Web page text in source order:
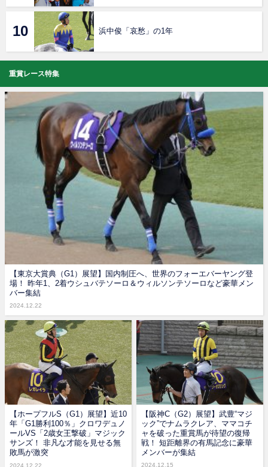
浜中俊「哀愁」の1年
重賞レース特集
【東京大賞典（G1）展望】国内制圧へ、世界のフォーエバーヤング登
場！ 昨年1、2着ウシュバテソーロ＆ウィルソンテソーロなど豪華メン
バー集結
2024.12.22
【ホープフルS（G1）展望】近10
年「G1勝利100％」クロワデュノ
ールVS「2歳女王撃破」マジック
サンズ！ 非凡な才能を見せる無
敗馬が激突
2024.12.22
【阪神C（G2）展望】武豊“マジ
ック”でナムラクレア、ママコチ
ャを破った重賞馬が待望の復帰
戦！ 短距離界の有馬記念に豪華
メンバーが集結
2024.12.15